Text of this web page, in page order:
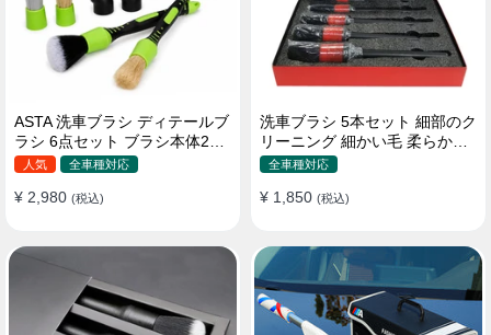
ASTA 洗車ブラシ ディテールブ
ラシ 6点セット ブラシ本体2本
替えヘッド2個 アダプター2個
ド
人気 全車種対応
¥ 2,980 (税込)
洗車ブラシ 5本セット 細部のク
リーニング 細かい毛 柔らかい
豚毛 ディテールブラシ
全車種対応
¥ 1,850 (税込)